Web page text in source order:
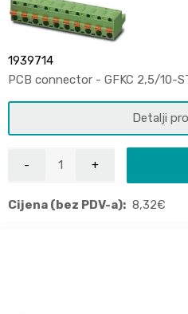
1939714
PCB connector - GFKC 2,5/10-
Detalji
Cijena (bez PDV-a): 8,32€